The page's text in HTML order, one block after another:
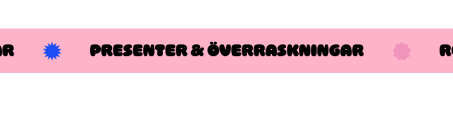
PRESENTER & ÖVERRASKNINGAR